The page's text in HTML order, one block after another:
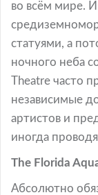
во всём мире.
статуями, а
ночного неба
Theatre часто
независимые
артистов и
иногда
The Florida
Абсолютно